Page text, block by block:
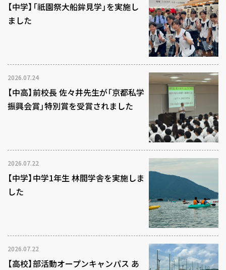
【中学】「祇園祭大船鉾見学」を実施し
ました
2026.07.24
【中高】前校長 佐々井先生が「京都私学
振興会賞」特別賞を受賞されました
2026.07.22
【中学】中学1年生 林間学舎を実施しま
した
2026.07.22
【高校】部活動オープンキャンパス あ